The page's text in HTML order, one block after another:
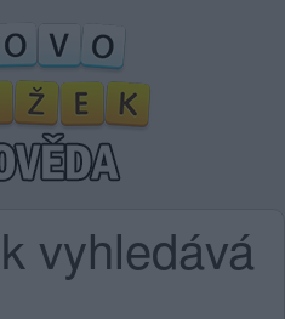
vyhledává